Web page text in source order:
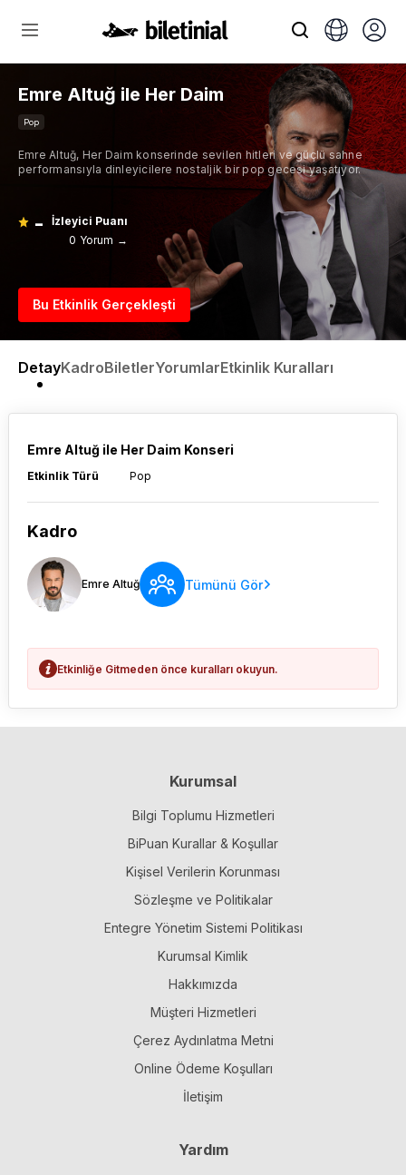
Emre Altuğ ile Her Daim
Pop
Emre Altuğ, Her Daim konserinde sevilen hitleri ve güçlü sahne
performansıyla dinleyicilere nostaljik bir pop gecesi yaşatıyor.
-
İzleyici Puanı
0 Yorum →
Bu Etkinlik Gerçekleşti
DetayKadroBiletlerYorumlarEtkinlik Kuralları
Emre Altuğ ile Her Daim Konseri
Etkinlik Türü Pop
Kadro
Emre Altuğ Tümünü Gör
Etkinliğe Gitmeden önce kuralları okuyun.
Kurumsal
Bilgi Toplumu Hizmetleri
BiPuan Kurallar & Koşullar
Kişisel Verilerin Korunması
Sözleşme ve Politikalar
Entegre Yönetim Sistemi Politikası
Kurumsal Kimlik
Hakkımızda
Müşteri Hizmetleri
Çerez Aydınlatma Metni
Online Ödeme Koşulları
İletişim
Yardım